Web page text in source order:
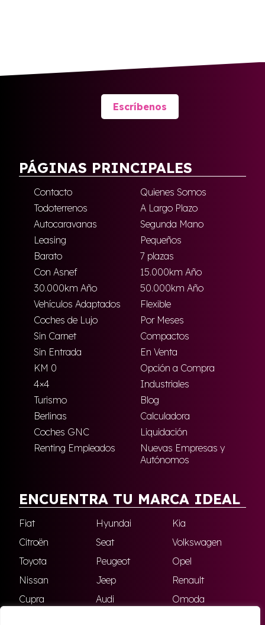
Escríbenos
PÁGINAS PRINCIPALES
Contacto
Quienes Somos
Todoterrenos
A Largo Plazo
Autocaravanas
Segunda Mano
Leasing
Pequeños
Barato
7 plazas
Con Asnef
15.000km Año
30.000km Año
50.000km Año
Vehículos Adaptados
Flexible
Coches de Lujo
Por Meses
Sin Carnet
Compactos
Sin Entrada
En Venta
KM 0
Opción a Compra
4×4
Industriales
Turismo
Blog
Berlinas
Calculadora
Coches GNC
Liquidación
Renting Empleados
Nuevas Empresas y
Autónomos
ENCUENTRA TU MARCA IDEAL
Fiat Hyundai
Kia
Citroën
Seat
Volkswagen
Toyota
Peugeot
Opel
Nissan
Jeep
Renault
Cupra
Audi
Omoda